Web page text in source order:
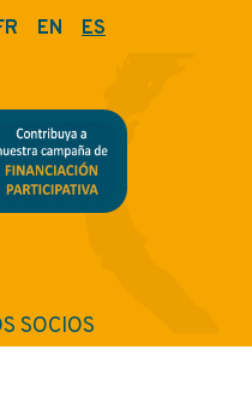
EN ES
SOCIOS